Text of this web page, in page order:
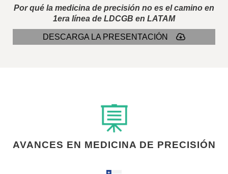
Por qué la medicina de precisión no es el camino en
1era línea de LDCGB en LATAM
DESCARGA LA PRESENTACIÓN
AVANCES EN MEDICINA DE PRECISIÓN